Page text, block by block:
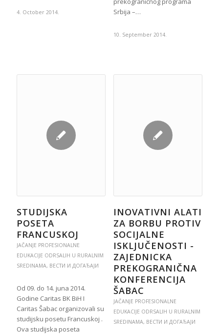
4. October 2014.
Srbija –…
10. September 2014.
STUDIJSKA
POSETA
FRANCUSKOJ
JAČANJE PROFESIONALNE
EDUKACIJE ODRSALIH U RURALNIM
SREDINAMA, ВЕСТИ И ДОГАЂАЈИ
Od 09. do 14. juna 2014.
Godine Caritas BK BiH I
Caritas Šabac organizovali su
studijsku posetu Francuskoj .
Ova studijska poseta
INOVATIVNI ALATI
ZA BORBU PROTIV
SOCIJALNE
ISKLJUČENOSTI -
ZAJEDNICKA
PREKOGRANIČNA
KONFERENCIJA
ŠABAC
JAČANJE PROFESIONALNE
EDUKACIJE ODRSALIH U RURALNIM
SREDINAMA, ВЕСТИ И ДОГАЂАЈИ